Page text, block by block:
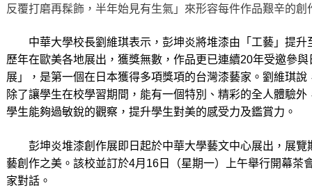
反覆打磨再髹飾，半年始見有生氣」來形容每件作品艱辛的創
中華大學校長劉維琪表示，彭坤炎將堆漆由「工藝」提升
歷年在歐美各地展出，獲獎無數，作品更已連續20年受邀參
展」，是第一個在日本獲得多項獎項的台灣漆藝家。 劉維琪說
除了讓學生在校學習期間，能有一個特別、精彩的全人體驗
學生能夠過敏銳的觀察，提升學生對美的感受力及鑑賞力。
彭坤炎堆漆創作展即日起於中華大學藝文中心展出，展覽
藝創作之美。該校並訂於4月16日（星期一）上午舉行開幕茶
家對話。